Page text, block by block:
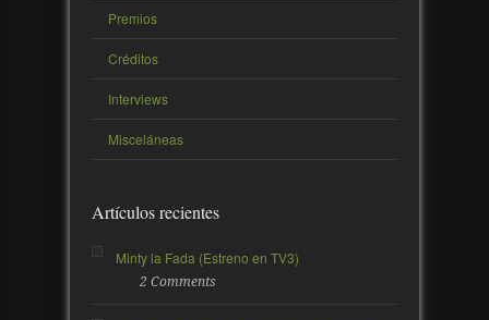
Premios
Créditos
Interviews
Misceláneas
Artículos recientes
Minty la Fada (Estreno en TV3)
2 Comments